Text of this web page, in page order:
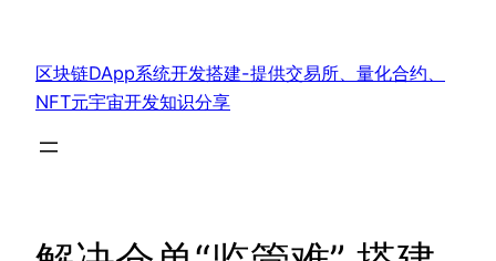
区块链DApp系统开发搭建-提供交易所、量化合约、
NFT元宇宙开发知识分享